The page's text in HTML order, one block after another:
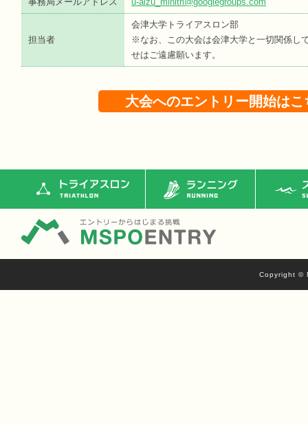
担当者
会津大学トライアスロン部
※なお、この大会は会津大学と一切関係し
せはご遠慮願います。
大会へのエントリー開始はこ
トライアスロン ランニング ス
Copyright ©